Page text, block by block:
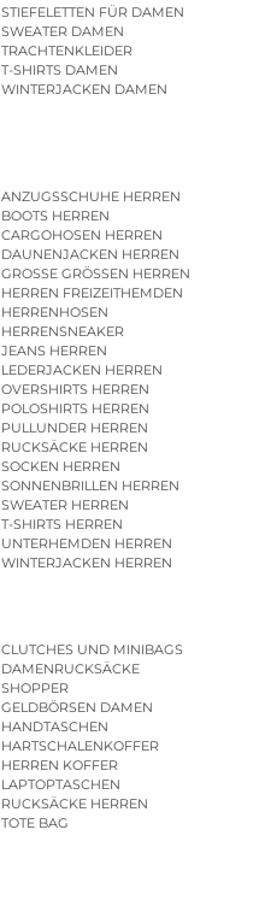
STIEFELETTEN FÜR DAMEN
SWEATER DAMEN
TRACHTENKLEIDER
T-SHIRTS DAMEN
WINTERJACKEN DAMEN
ANZUGSSCHUHE HERREN
BOOTS HERREN
CARGOHOSEN HERREN
DAUNENJACKEN HERREN
GROSSE GRÖSSEN HERREN
HERREN FREIZEITHEMDEN
HERRENHOSEN
HERRENSNEAKER
JEANS HERREN
LEDERJACKEN HERREN
OVERSHIRTS HERREN
POLOSHIRTS HERREN
PULLUNDER HERREN
RUCKSÄCKE HERREN
SOCKEN HERREN
SONNENBRILLEN HERREN
SWEATER HERREN
T-SHIRTS HERREN
UNTERHEMDEN HERREN
WINTERJACKEN HERREN
CLUTCHES UND MINIBAGS
DAMENRUCKSÄCKE
SHOPPER
GELDBÖRSEN DAMEN
HANDTASCHEN
HARTSCHALENKOFFER
HERREN KOFFER
LAPTOPTASCHEN
RUCKSÄCKE HERREN
TOTE BAG